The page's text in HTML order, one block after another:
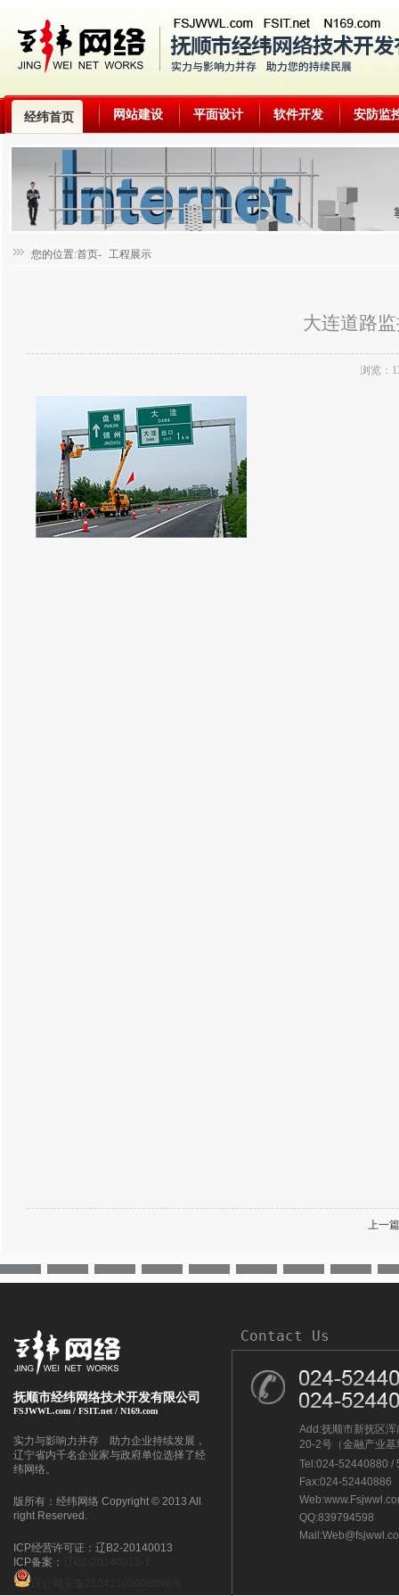
经纬首页 网站建设 平面设计 软件开发 安防监
您的位置:首页- 工程展示
大连道路
浏览：
上一
抚顺市经纬网络技术开发有限公司
FSJWWL.com / FSIT.net / N169.com
实力与影响力并存 助力企业持续发展，
辽宁省内千名企业家与政府单位选择了经
纬网络。
版所有：经纬网络 Copyright © 2013 All
right Reserved.
ICP经营许可证：辽B2-20140013
ICP备案：
Contact Us
Add:抚顺市新抚区
20-2号（金融产业基
Tel:024-52440880 /
Fax:024-52440886
QQ:839794598